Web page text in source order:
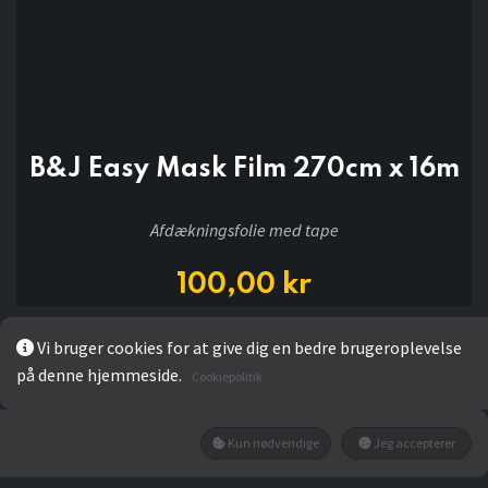
B&J Easy Mask Film 270cm x 16m
Afdækningsfolie med tape
100,00 kr
Add to wishlist
Vi bruger cookies for at give dig en bedre brugeroplevelse
på denne hjemmeside.
Cookiepolitik
Kun nødvendige Jeg accepterer